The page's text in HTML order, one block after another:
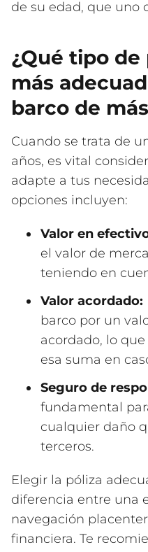
de su edad, que uno
¿Qué tipo de
más
barco de
Cuando se trata de
años, es vital
adapte a tus
opciones incluyen:
Valor en
el valor de
teniendo en
Valor acordado:
barco por un
acordado, lo
esa suma en
Seguro de
fundamental
cualquier daño
terceros.
Elegir la póliza
diferencia entre una
navegación
financiera. Te